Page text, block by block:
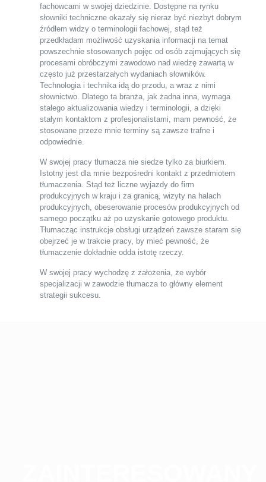
fachowcami w swojej dziedzinie. Dostępne na rynku
słowniki techniczne okazały się nieraz być niezbyt dobrym
źródłem widzy o terminologii fachowej, stąd też
przedkładam możliwość uzyskania informacji na temat
powszechnie stosowanych pojęc od osób zajmujących się
procesami obróbczymi zawodowo nad wiedzę zawartą w
często już przestarzałych wydaniach słowników.
Technologia i technika idą do przodu, a wraz z nimi
słownictwo. Dlatego ta branża, jak żadna inna, wymaga
stałego aktualizowania wiedzy i terminologii, a dzięki
stałym kontaktom z profesjonalistami, mam pewność, że
stosowane przeze mnie terminy są zawsze trafne i
odpowiednie.
W swojej pracy tłumacza nie siedze tylko za biurkiem.
Istotny jest dla mnie bezpośredni kontakt z przedmiotem
tłumaczenia. Stąd też liczne wyjazdy do firm
produkcyjnych w kraju i za granicą, wizyty na halach
produkcyjnych, obeserowanie procesów produkcyjnych od
samego początku aż po uzyskanie gotowego produktu.
Tłumacząc instrukcje obsługi urządzeń zawsze staram się
obejrzeć je w trakcie pracy, by mieć pewność, że
tłumaczenie dokładnie odda istotę rzeczy.
W swojej pracy wychodzę z założenia, że wybór
specjalizacji w zawodzie tłumacza to główny element
strategii sukcesu.